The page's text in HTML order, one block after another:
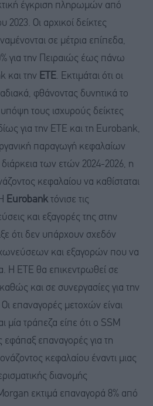
έγκριση πληρωμών από
2023. Οι αρχικοί δείκτες
σε μέτρια επίπεδα,
για την Πειραιώς έως πάνω
και την ΕΤΕ. Εκτιμάται ότι οι
φθάνοντας δυνητικά το
τους ισχυρούς δείκτες
για την ΕΤΕ και τη Eurobank,
παραγωγή κεφαλαίων
των ετών 2024-2026, η
κεφαλαίου να καθίσταται
Eurobankτόνισε τις
και εξαγορές της στην
ότι δεν υπάρχουν σχεδόν
και εξαγορών που να
Η ΕΤΕ θα επικεντρωθεί σε
και σε συνεργασίες για την
επαναγορές μετοχών είναι
μία τράπεζα είπε ότι ο SSM
εφάπαξ επαναγορές για τη
κεφαλαίου έναντι μιας
διανομής
εκτιμά επαναγορά 8% από